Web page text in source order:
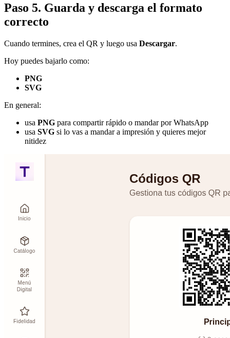
Paso 5. Guarda y descarga el formato
correcto
Cuando termines, crea el QR y luego usa Descargar.
Hoy puedes bajarlo como:
PNG
SVG
En general:
usa PNG para compartir rápido o mandar por WhatsApp
usa SVG si lo vas a mandar a impresión y quieres mejor
nitidez